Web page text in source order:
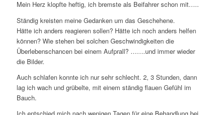
Mein Herz klopfte heftig, ich bremste als Beifahrer schon mit…..
Ständig kreisten meine Gedanken um das Geschehene.
Hätte ich anders reagieren sollen? Hätte ich noch anders helfen
können? Wie stehen bei solchen Geschwindigkeiten die
Überlebenschancen bei einem Aufprall? …….und immer wieder
die Bilder.
Auch schlafen konnte ich nur sehr schlecht. 2, 3 Stunden, dann
lag ich wach und grübelte, mit einem ständig flauen Gefühl im
Bauch.
Ich entschied mich nach wenigen Tagen für eine Behandlung bei